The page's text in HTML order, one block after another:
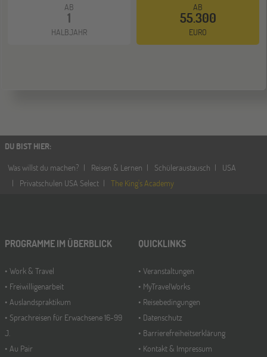
AB
1
HALBJAHR
AB
55.300
EURO
DU BIST HIER:
Was willst du machen?
Reisen & Lernen Schüleraustausch
USA
Privatschulen USA Select
The King's Academy
PROGRAMME IM ÜBERBLICK
Work & Travel
Freiwilligenarbeit
Auslandspraktikum
Sprachreisen für Erwachsene 16-99
J.
Au Pair
QUICKLINKS
Veranstaltungen
MyTravelWorks
Reisebedingungen
Datenschutz
Barrierefreiheitserklärung
Kontakt & Impressum